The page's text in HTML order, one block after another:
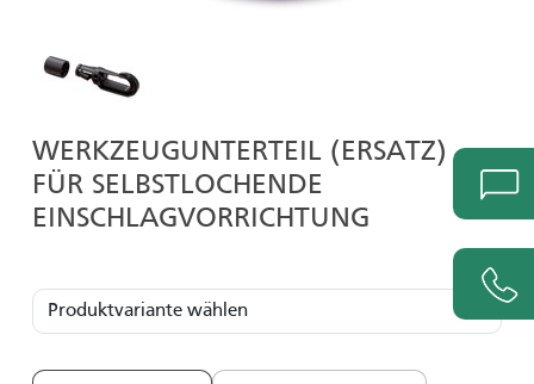
WERKZEUGUNTERTEIL (ERSATZ)
FÜR SELBSTLOCHENDE
EINSCHLAGVORRICHTUNG